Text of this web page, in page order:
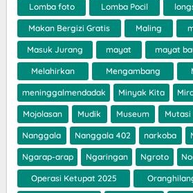
Lomba foto Lomba Pocil
Makan Bergizi Gratis Maling
Masuk Jurang mayat mayat
Melahirkan Mengambang
meninggalmendadak Minyak Kita
Mojolasan Mudik Museum
Nanggala Nanggala 402 narkoba
Ngarap-arap Ngaringan Ngroto
Operasi Ketupat 2025